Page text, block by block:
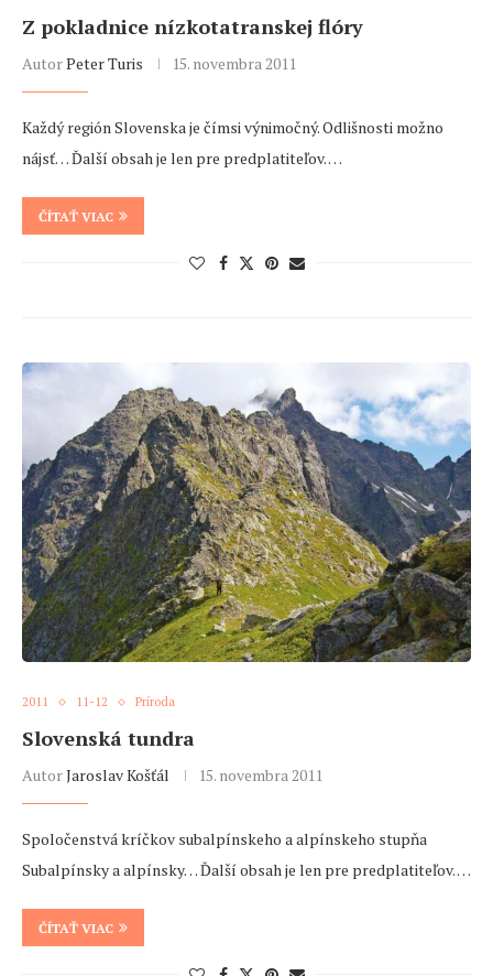
Z pokladnice nízkotatranskej flóry
AutorPeter Turis 15. novembra 2011
Každý región Slovenska je čímsi výnimočný. Odlišnosti možno
nájsť… Ďalší obsah je len pre predplatiteľov. …
ČÍTAŤ VIAC
2011 11-12 Príroda
Slovenská tundra
AutorJaroslav Košťál 15. novembra 2011
Spoločenstvá kríčkov subalpínskeho a alpínskeho stupňa
Subalpínsky a alpínsky… Ďalší obsah je len pre predplatiteľov. …
ČÍTAŤ VIAC